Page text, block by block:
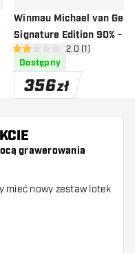
do listy życzeń
Winmau Michael van
Signature Edition 90% -
otwórz panel
2 gwiazdki oceny
2.0 (1)
Dostępny
356zł
grawerowania
mieć nowy zestaw lotek